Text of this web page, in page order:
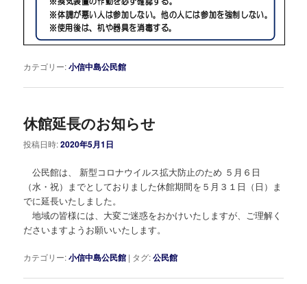
カテゴリー:小信中島公民館
休館延長のお知らせ
投稿日時:2020年5月1日
公民館は、 新型コロナウイルス拡大防止のため ５月６日
（水・祝）までとしておりました休館期間を５月３１日（日）ま
でに延長いたしました。
地域の皆様には、大変ご迷惑をおかけいたしますが、ご理解く
ださいますようお願いいたします。
カテゴリー:小信中島公民館 | タグ:公民館